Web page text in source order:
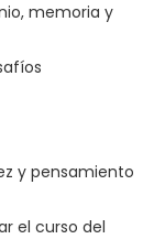
memoria y
y pensamiento
el curso del